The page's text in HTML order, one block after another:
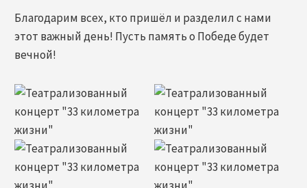
Благодарим всех, кто пришёл и разделил с нами
этот важный день! Пусть память о Победе будет
вечной!